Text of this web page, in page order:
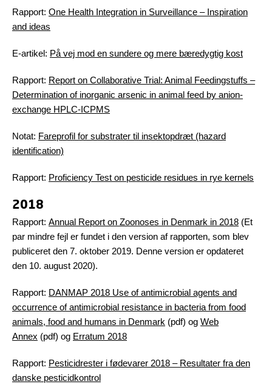
Rapport: One Health Integration in Surveillance – Inspiration
and ideas
E-artikel: På vej mod en sundere og mere bæredygtig kost
Rapport: Report on Collaborative Trial: Animal Feedingstuffs –
Determination of inorganic arsenic in animal feed by anion-
exchange HPLC-ICPMS
Notat: Fareprofil for substrater til insektopdræt (hazard
identification)
Rapport: Proficiency Test on pesticide residues in rye kernels
2018
Rapport: Annual Report on Zoonoses in Denmark in 2018 (Et
par mindre fejl er fundet i den version af rapporten, som blev
publiceret den 7. oktober 2019. Denne version er opdateret
den 10. august 2020).
Rapport: DANMAP 2018 Use of antimicrobial agents and
occurrence of antimicrobial resistance in bacteria from food
animals, food and humans in Denmark (pdf) og Web
Annex (pdf) og Erratum 2018
Rapport: Pesticidrester i fødevarer 2018 – Resultater fra den
danske pesticidkontrol